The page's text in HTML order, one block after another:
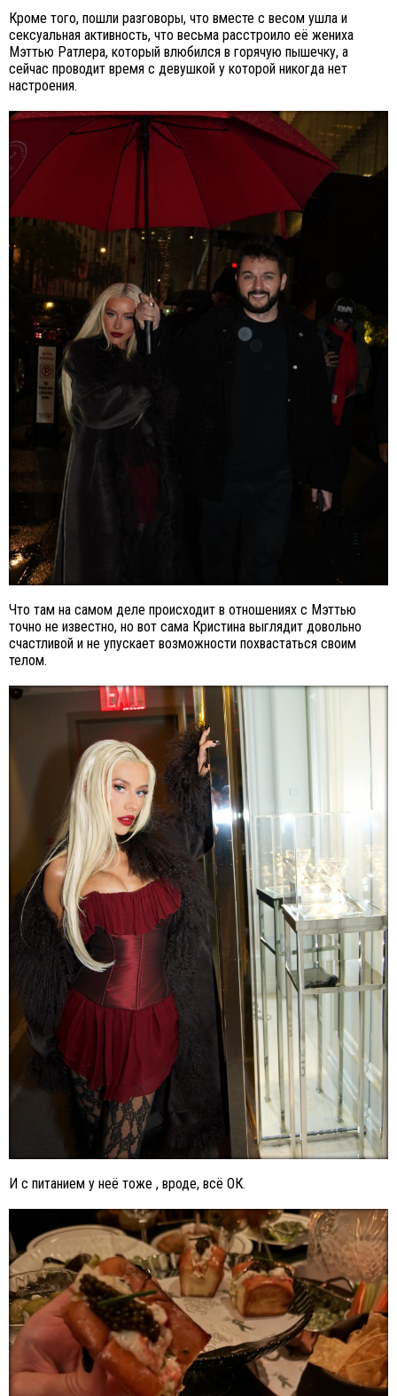
Кроме того, пошли разговоры, что вместе с весом ушла и
сексуальная активность, что весьма расстроило её жениха
Мэттью Ратлера, который влюбился в горячую пышечку, а
сейчас проводит время с девушкой у которой никогда нет
настроения.
Что там на самом деле происходит в отношениях с Мэттью
точно не известно, но вот сама Кристина выглядит довольно
счастливой и не упускает возможности похвастаться своим
телом.
И с питанием у неё тоже , вроде, всё ОК.